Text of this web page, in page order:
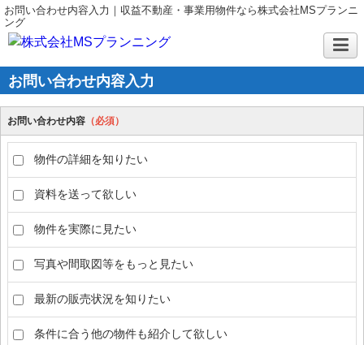
お問い合わせ内容入力｜収益不動産・事業用物件なら株式会社MSプランニ
ング
お問い合わせ内容入力
お問い合わせ内容 （必須）
物件の詳細を知りたい
資料を送って欲しい
物件を実際に見たい
写真や間取図等をもっと見たい
最新の販売状況を知りたい
条件に合う他の物件も紹介して欲しい